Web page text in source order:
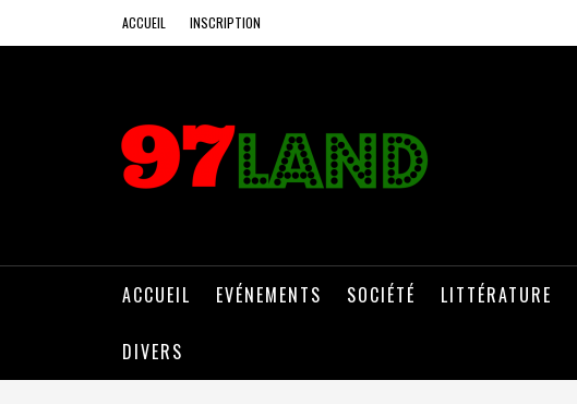
ACCUEIL INSCRIPTION
ACCUEIL EVÉNEMENTS SOCIÉTÉ LITTÉRATURE
DIVERS